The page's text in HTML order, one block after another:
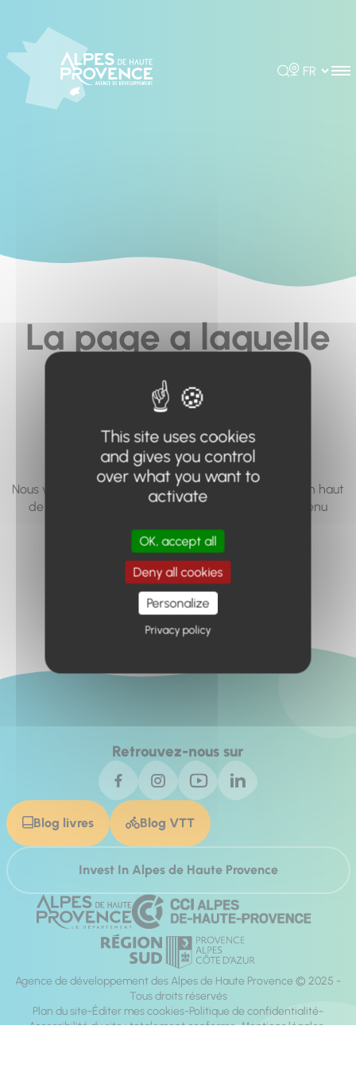
Rechercher
Choisir la
La page a laquelle
vous cherchez à
accéder n'existe
pas... ou plus.
Nous vous invitons à utiliser le moteur de recherche en haut
de page, ou à utiliser le menu pour trouver le contenu
Retour à l'accueil
Retrouvez-nous sur
Blog livres Blog VTT
Invest In Alpes de Haute Provence
Agence de développement des Alpes de Haute Provence © 2025 -
Tous droits réservés
Plan du site Éditer mes cookies Politique de confidentialité
Accessibilité du site : totalement conforme Mentions légales
This site uses cookies
and gives you control
over what you want to
activate
OK, accept all
Deny all cookies
Personalize
Privacy policy